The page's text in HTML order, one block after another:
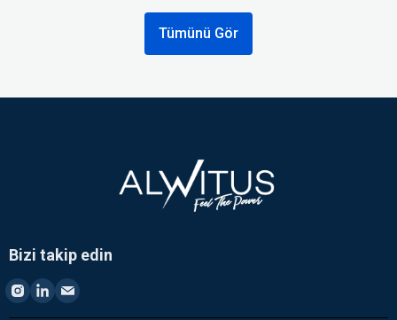
Tümünü Gör
Bizi takip edin